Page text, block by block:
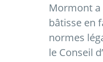
Mormont
bâtisse en
normes
le Conseil